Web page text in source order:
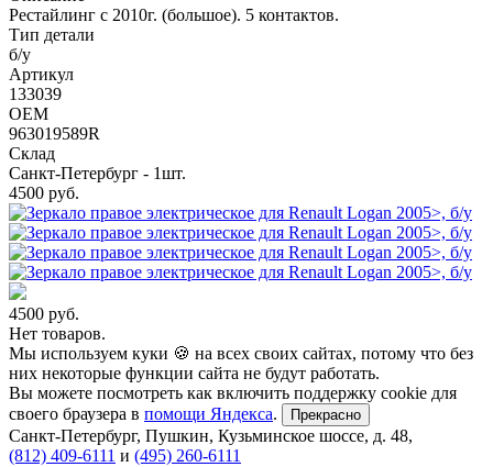
Рестайлинг с 2010г. (большое). 5 контактов.
Тип детали
б/у
Артикул
133039
OEM
963019589R
Склад
Санкт-Петербург - 1шт.
4500 руб.
4500 руб.
Нет товаров.
Мы используем куки 🍪 на всех своих сайтах, потому что без
них некоторые функции сайта не будут работать.
Вы можете посмотреть как включить поддержку cookie для
своего браузера в помощи Яндекса. Прекрасно
Санкт-Петербург, Пушкин, Кузьминское шоссе, д. 48,
(812) 409-6111 и (495) 260-6111